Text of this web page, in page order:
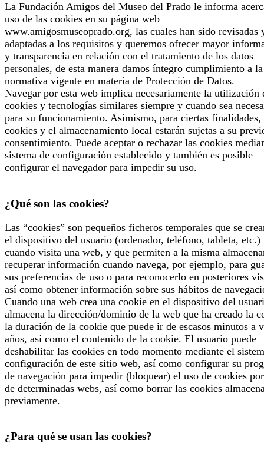
La Fundación Amigos del Museo del Prado le informa
uso de las cookies en su página web
www.amigosmuseoprado.org, las cuales han sido revisadas
adaptadas a los requisitos y queremos ofrecer mayor
y transparencia en relación con el tratamiento de los datos
personales, de esta manera damos íntegro cumplimiento a la
normativa vigente en materia de Protección de Datos.
Navegar por esta web implica necesariamente la utilización
cookies y tecnologías similares siempre y cuando sea
para su funcionamiento. Asimismo, para ciertas finalidades,
cookies y el almacenamiento local estarán sujetas a su
consentimiento. Puede aceptar o rechazar las cookies
sistema de configuración establecido y también es posible
configurar el navegador para impedir su uso.
¿Qué son las cookies?
Las “cookies” son pequeños ficheros temporales que se
el dispositivo del usuario (ordenador, teléfono, tableta, etc.)
cuando visita una web, y que permiten a la misma
recuperar información cuando navega, por ejemplo, para
sus preferencias de uso o para reconocerlo en posteriores
así como obtener información sobre sus hábitos de
Cuando una web crea una cookie en el dispositivo del
almacena la dirección/dominio de la web que ha creado la
la duración de la cookie que puede ir de escasos minutos a
años, así como el contenido de la cookie. El usuario puede
deshabilitar las cookies en todo momento mediante el
configuración de este sitio web, así como configurar su
de navegación para impedir (bloquear) el uso de cookies
de determinadas webs, así como borrar las cookies
previamente.
¿Para qué se usan las cookies?